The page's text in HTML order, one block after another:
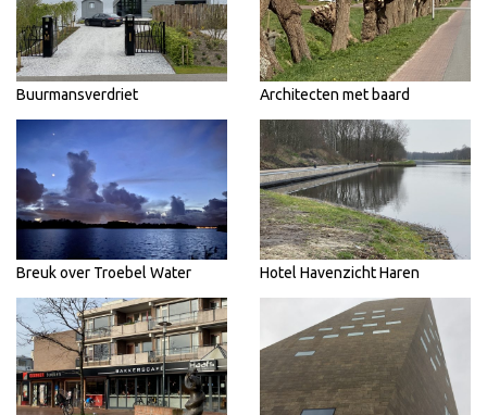
Buurmansverdriet Architecten met baard
Breuk over Troebel Water Hotel Havenzicht Haren